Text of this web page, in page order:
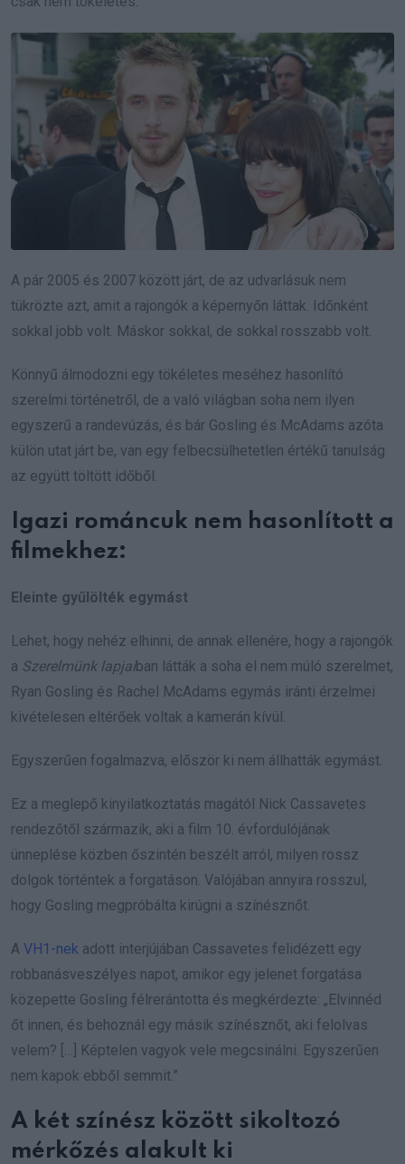
A pár 2005 és 2007 között járt, de az udvarlásuk nem
tükrözte azt, amit a rajongók a képernyőn láttak. Időnként
sokkal jobb volt. Máskor sokkal, de sokkal rosszabb volt.
Könnyű álmodozni egy tökéletes meséhez hasonlító
szerelmi történetről, de a való világban soha nem ilyen
egyszerű a randevúzás, és bár Gosling és McAdams azóta
külön utat járt be, van egy felbecsülhetetlen értékű tanulság
az együtt töltött időből.
Igazi románcuk nem hasonlított a
filmekhez:
Eleinte gyűlölték egymást
Lehet, hogy nehéz elhinni, de annak ellenére, hogy a rajongók
a Szerelmünk lapjaiban látták a soha el nem múló szerelmet,
Ryan Gosling és Rachel McAdams egymás iránti érzelmei
kivételesen eltérőek voltak a kamerán kívül.
Egyszerűen fogalmazva, először ki nem állhatták egymást.
Ez a meglepő kinyilatkoztatás magától Nick Cassavetes
rendezőtől származik, aki a film 10. évfordulójának
ünneplése közben őszintén beszélt arról, milyen rossz
dolgok történtek a forgatáson. Valójában annyira rosszul,
hogy Gosling megpróbálta kirúgni a színésznőt.
A VH1-nek adott interjújában Cassavetes felidézett egy
robbanásveszélyes napot, amikor egy jelenet forgatása
közepette Gosling félrerántotta és megkérdezte: „Elvinnéd
őt innen, és behoznál egy másik színésznőt, aki felolvas
velem? […] Képtelen vagyok vele megcsinálni. Egyszerűen
nem kapok ebből semmit.”
A két színész között sikoltozó
mérkőzés alakult ki